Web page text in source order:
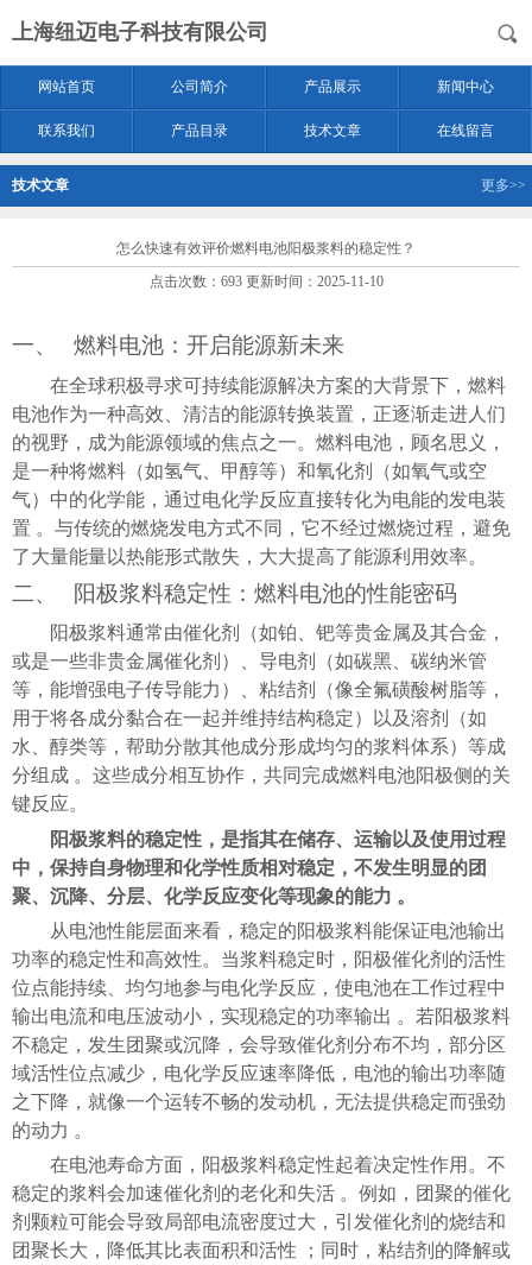
上海纽迈电子科技有限公司
网站首页 公司简介 产品展示 新闻中心
联系我们 产品目录 技术文章 在线留言
技术文章 更多>>
怎么快速有效评价燃料电池阳极浆料的稳定性？
点击次数：693 更新时间：2025-11-10
一、 燃料电池：开启能源新未来
在全球积极寻求可持续能源解决方案的大背景下，燃料
电池作为一种高效、清洁的能源转换装置，正逐渐走进人们
的视野，成为能源领域的焦点之一。燃料电池，顾名思义，
是一种将燃料（如氢气、甲醇等）和氧化剂（如氧气或空
气）中的化学能，通过电化学反应直接转化为电能的发电装
置 。与传统的燃烧发电方式不同，它不经过燃烧过程，避免
了大量能量以热能形式散失，大大提高了能源利用效率。
二、 阳极浆料稳定性：燃料电池的性能密码
阳极浆料通常由催化剂（如铂、钯等贵金属及其合金，
或是一些非贵金属催化剂）、导电剂（如碳黑、碳纳米管
等，能增强电子传导能力）、粘结剂（像全氟磺酸树脂等，
用于将各成分黏合在一起并维持结构稳定）以及溶剂（如
水、醇类等，帮助分散其他成分形成均匀的浆料体系）等成
分组成 。这些成分相互协作，共同完成燃料电池阳极侧的关
键反应。
阳极浆料的稳定性，是指其在储存、运输以及使用过程
中，保持自身物理和化学性质相对稳定，不发生明显的团
聚、沉降、分层、化学反应变化等现象的能力 。
从电池性能层面来看，稳定的阳极浆料能保证电池输出
功率的稳定性和高效性。当浆料稳定时，阳极催化剂的活性
位点能持续、均匀地参与电化学反应，使电池在工作过程中
输出电流和电压波动小，实现稳定的功率输出 。若阳极浆料
不稳定，发生团聚或沉降，会导致催化剂分布不均，部分区
域活性位点减少，电化学反应速率降低，电池的输出功率随
之下降，就像一个运转不畅的发动机，无法提供稳定而强劲
的动力 。
在电池寿命方面，阳极浆料稳定性起着决定性作用。不
稳定的浆料会加速催化剂的老化和失活 。例如，团聚的催化
剂颗粒可能会导致局部电流密度过大，引发催化剂的烧结和
团聚长大，降低其比表面积和活性 ；同时，粘结剂的降解或